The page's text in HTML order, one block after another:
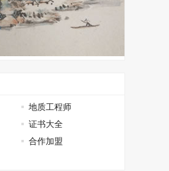
地质工程师
证书大全
合作加盟